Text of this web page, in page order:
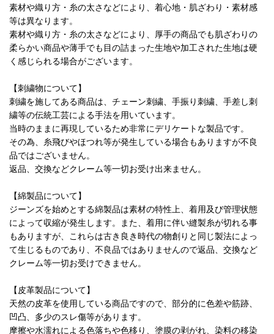
素材や織り方・糸の太さなどにより、着心地・肌ざわり・素材感
等は異なります。
素材や織り方・糸の太さなどにより、厚手の商品でも肌ざわりの
柔らかい商品や薄手でも目の詰まった生地や加工された生地は硬
く感じられる場合がございます。
【刺繍物について】
刺繍を施してある商品は、チェーン刺繍、手振り刺繍、手差し刺
繍等の伝統工芸による手法を用いています。
当時のままに再現しているため非常にデリケートな製品です。
その為、糸飛びやほつれ等が発生している場合もありますが不良
品ではございません。
返品、交換などクレーム等一切お受け出来ません。
【綿製品について】
ジーンズを始めとする綿製品は素材の特性上、着用及び管理状態
によって収縮が発生します。また、着用に伴い縫製糸が切れる事
もありますが、これらは古き良き時代の物創りと同じ製法によっ
て生じるものであり、不良品ではありませんので返品、交換など
クレーム等一切お受けできません。
【皮革製品について】
天然の皮革を使用している商品ですので、部分的に色差や筋跡、
凹凸、多少のスレ傷等があります。
摩擦や水濡れによる色落ちや色移り、塗膜の剥がれ、染料の移染